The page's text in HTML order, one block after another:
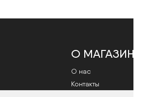
О МАГАЗИНЕ
О нас
Контакты